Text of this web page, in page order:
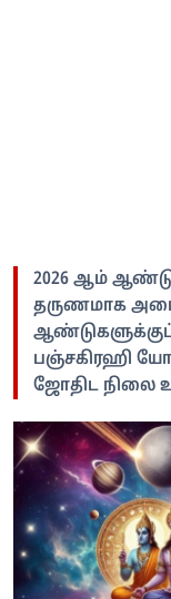
2026 ஆம்
தருணமாக
ஆண்டுகளுக்குப்
பஞ்சகிரஹி
ஜோதிட நிலை